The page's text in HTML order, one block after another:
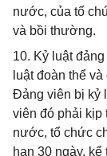
nước, của tổ
và bồi thường.
10. Kỷ luật
luật đoàn thể
Đảng viên bị kỷ
viên đó phải kịp
nước, tổ chức
hạn 30 ngày,